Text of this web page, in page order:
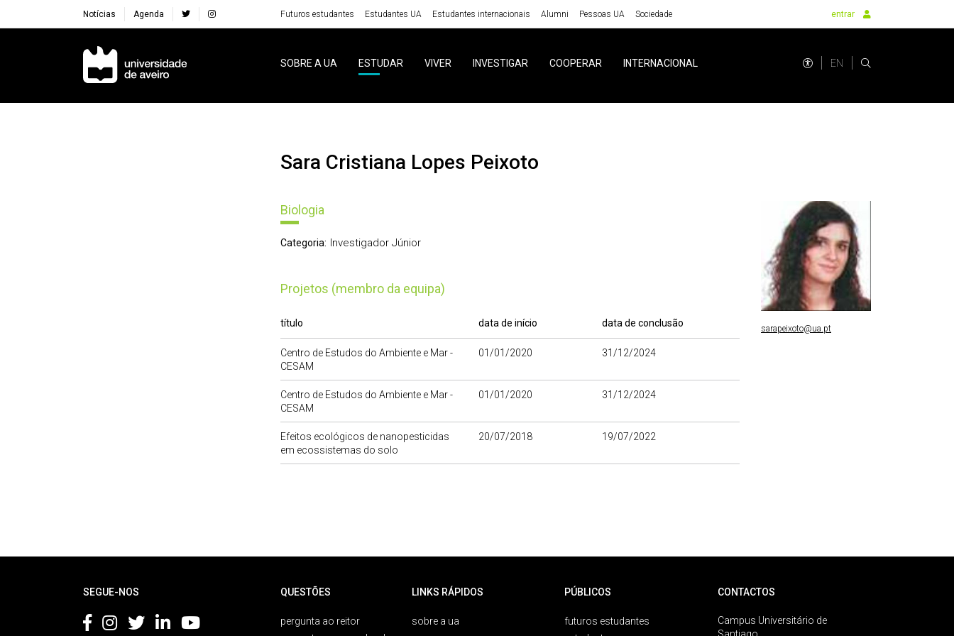
Notícias Agenda Futuros estudantes Estudantes UA Estudantes internacionais Alumni Pessoas UA Sociedade entrar
Navegação Principal
SOBRE A UA ESTUDAR VIVER INVESTIGAR COOPERAR INTERNACIONAL EN
Sara Cristiana Lopes Peixoto
Biologia
Categoria: Investigador Júnior
Projetos (membro da equipa)
título data de início data de conclusão
Centro de Estudos do Ambiente e Mar -
CESAM
01/01/2020 31/12/2024
Centro de Estudos do Ambiente e Mar -
CESAM
01/01/2020 31/12/2024
Efeitos ecológicos de nanopesticidas
em ecossistemas do solo
20/07/2018 19/07/2022
sarapeixoto@ua.pt
SEGUE-NOS QUESTÕES
pergunta ao reitor
LINKS RÁPIDOS
sobre a ua
PÚBLICOS
futuros estudantes
CONTACTOS
Campus Universitário de